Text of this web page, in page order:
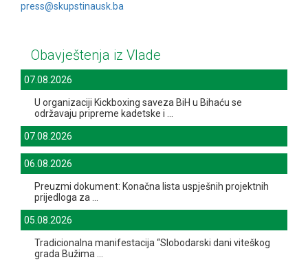
press@skupstinausk.ba
Obavještenja iz Vlade
07.08.2026
U organizaciji Kickboxing saveza BiH u Bihaću se
održavaju pripreme kadetske i ...
07.08.2026
06.08.2026
Preuzmi dokument: Konačna lista uspješnih projektnih
prijedloga za ...
05.08.2026
Tradicionalna manifestacija “Slobodarski dani viteškog
grada Bužima ...